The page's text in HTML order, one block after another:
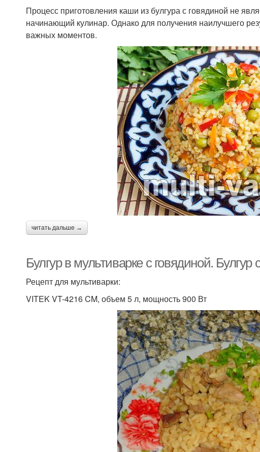
Процесс приготовления каши из булгура с говядиной не
начинающий кулинар. Однако для получения наилучшего
важных моментов.
читать дальше →
Булгур в мультиварке с говядиной.
Рецепт для мультиварки:
VITEK VT-4216 CM, объем 5 л, мощность 900 Вт